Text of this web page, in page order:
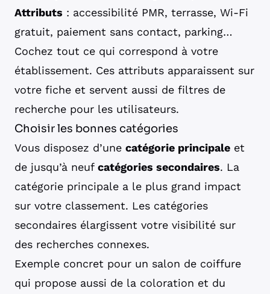
Attributs : accessibilité PMR, terrasse, Wi-Fi
gratuit, paiement sans contact, parking…
Cochez tout ce qui correspond à votre
établissement. Ces attributs apparaissent sur
votre fiche et servent aussi de filtres de
recherche pour les utilisateurs.
Choisir les bonnes catégories
Vous disposez d’une catégorie principale et
de jusqu’à neuf catégories secondaires. La
catégorie principale a le plus grand impact
sur votre classement. Les catégories
secondaires élargissent votre visibilité sur
des recherches connexes.
Exemple concret pour un salon de coiffure
qui propose aussi de la coloration et du